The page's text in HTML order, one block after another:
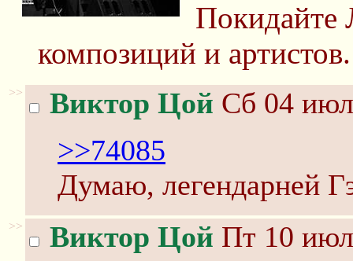
композиций и артистов.
>> Виктор Цой Сб 04
>>74085
Думаю, легендарней
>> Виктор Цой Пт 10